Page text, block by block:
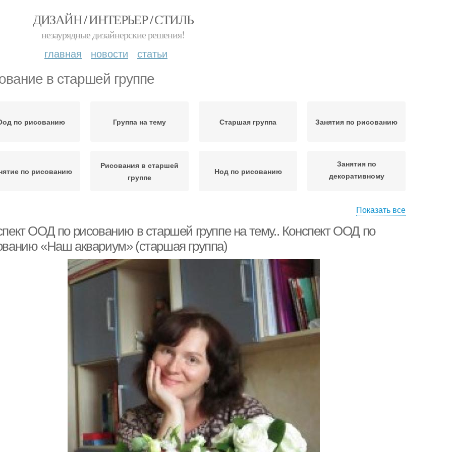
ДИЗАЙН / ИНТЕРЬЕР / СТИЛЬ
незаурядные дизайнерские решения!
главная новости статьи
в старшей группе
по рисованию Группа на тему Старшая группа Занятия по рисованию
по рисованию
Рисования в старшей
группе
Нод по рисованию
Занятия по
декоративному
рисованию
Показать все
ООД по рисованию в старшей группе на тему.. Конспект ООД по
«Наш аквариум» (старшая группа)